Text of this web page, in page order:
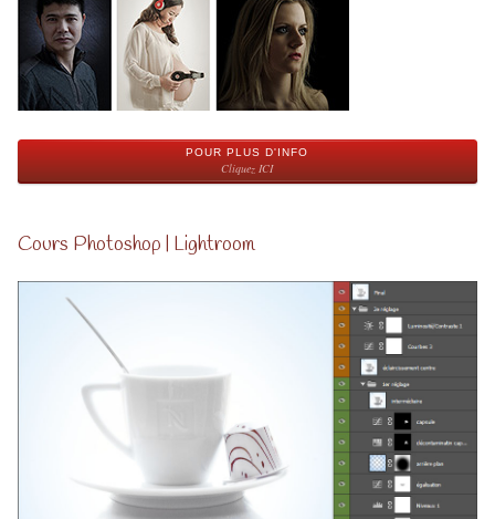
POUR PLUS D'INFO
Cliquez ICI
Cours Photoshop | Lightroom